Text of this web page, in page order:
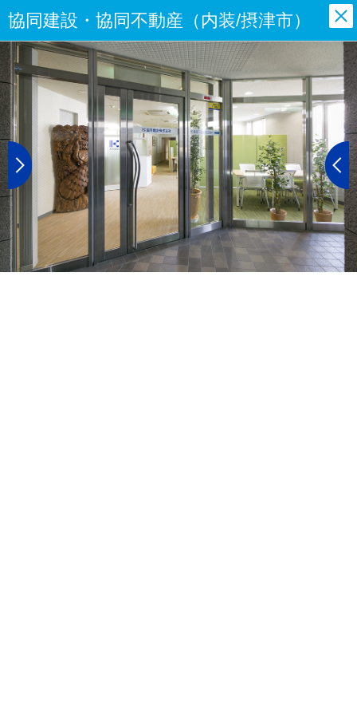
協同建設・協同不動産（内装/摂津市）
閉
じ
る
Next